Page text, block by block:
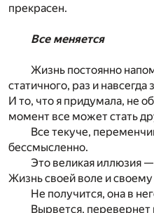
прекрасен.
Все меняется
Жизнь постоянно
статичного, раз и
И то, что я придумала, не
момент все может стать
Все текуче,
бессмысленно.
Это великая иллюзия
Жизнь своей воле и
Не получится, она в
Вырвется, перевернет